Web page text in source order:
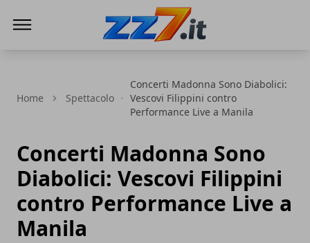
Home Spettacolo
Concerti Madonna Sono Diabolici:
Vescovi Filippini contro
Performance Live a Manila
Concerti Madonna Sono
Diabolici: Vescovi Filippini
contro Performance Live a
Manila